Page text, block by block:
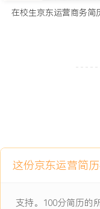
6.保障店铺基础运维零
基础销量为零的困境
内完成店铺基础搭建
1.负责店铺基础搭建
在校生京东运营商务简
这份京东运营简
支持。100分简历的